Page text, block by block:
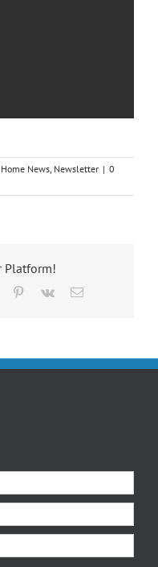
Home News, Newsletter | 0
Platform!
Tumblr Pinterest
Vk Email